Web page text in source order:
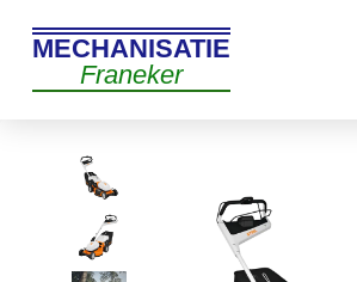
MECHANISATIE
Franeker